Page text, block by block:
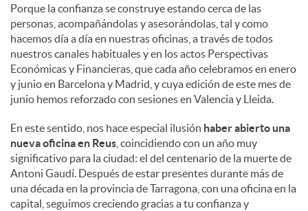
Porque la confianza se construye estando cerca de las
personas, acompañándolas y asesorándolas, tal y como
hacemos día a día en nuestras oficinas, a través de todos
nuestros canales habituales y en los actos Perspectivas
Económicas y Financieras, que cada año celebramos en enero
y junio en Barcelona y Madrid, y cuya edición de este mes de
junio hemos reforzado con sesiones en Valencia y Lleida.
En este sentido, nos hace especial ilusión haber abierto una
nueva oficina en Reus , coincidiendo con un año muy
significativo para la ciudad: el del centenario de la muerte de
Antoni Gaudí. Después de estar presentes durante más de
una década en la provincia de Tarragona, con una oficina en la
capital, seguimos creciendo gracias a tu confianza y